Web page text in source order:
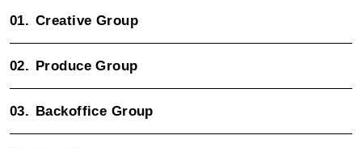
01. Creative Group
02. Produce Group
03. Backoffice Group